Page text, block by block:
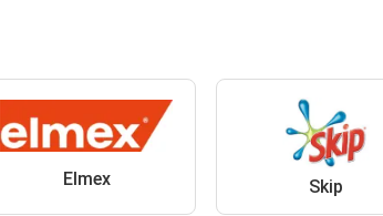
Elmex Skip